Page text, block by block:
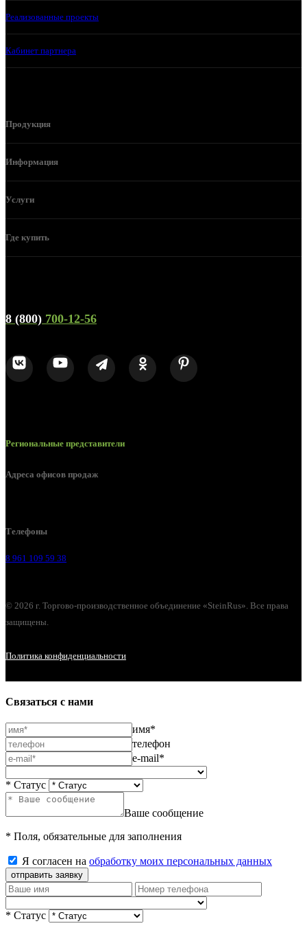
Реализованные проекты
Кабинет партнера
Продукция
Информация
Услуги
Где купить
8 (800) 700-12-56
Региональные представители
Адреса офисов продаж
Телефоны
8 961 109 59 38
© 2026 г. Торгово-производственное объединение «SteinRus». Все права
защищены.
Политика конфиденциальности
Связаться с нами
имя*
телефон
e-mail*
* Статус
Ваше сообщение
* Поля, обязательные для заполнения
Я согласен на обработку моих персональных данных
отправить заявку
* Статус